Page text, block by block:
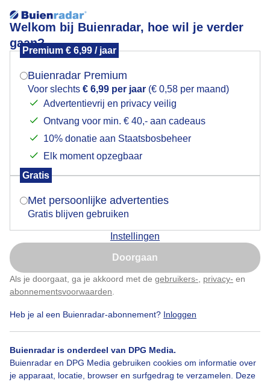
Welkom bij Buienradar, hoe wil je verder
gaan?
Premium € 6,99 / jaar
Buienradar Premium
Voor slechts € 6,99 per jaar (€ 0,58 per maand)
Advertentievrij en privacy veilig
Ontvang voor min. € 40,- aan cadeaus
10% donatie aan Staatsbosbeheer
Elk moment opzegbaar
Gratis
Met persoonlijke advertenties
Gratis blijven gebruiken
Instellingen
Doorgaan
Als je doorgaat, ga je akkoord met de gebruikers- privacy- en
abonnementsvoorwaarden
Heb je al een Buienradar-abonnement? Inloggen
Buienradar is onderdeel van DPG Media.
Buienradar en DPG Media gebruiken cookies om informatie over
je apparaat, locatie, browser en surfgedrag te verzamelen. Deze
Geen wolkje aan de lucht
Door: Dilia van Zon Gemaakt: 25-05-2026, 24x bekeken
Blauwelucht Geenwolkjeaandelucht
Mogen we je locatie gebruiken voor het
Indien je hier nog geen akkoord op hebt gegeven,
verschijnt er zo een pop-up uit je browser waarin
Is goed, toon de popup
Nu niet, misschien later
Klik hierom dit aan te passen